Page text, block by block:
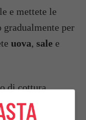
e mettete le
gradualmente per
uova, sale e
di cottura.
con il